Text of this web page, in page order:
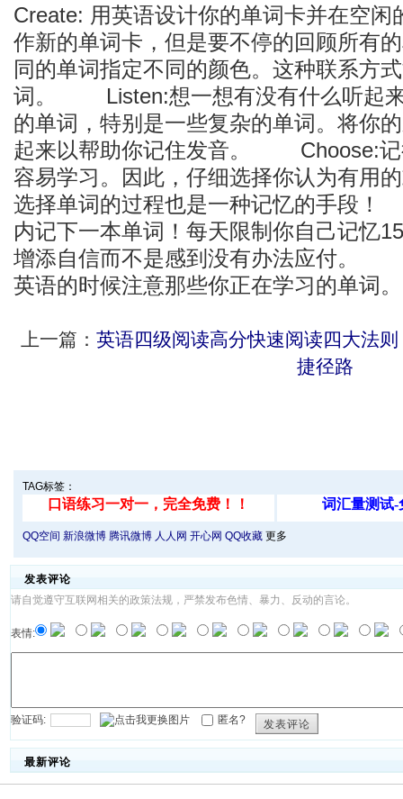
Create: 用英语设计你的单词卡并在空闲
作新的单词卡，但是要不停的回顾所
同的单词指定不同的颜色。这种联系方
词。 Listen:想一想有没有什么听起来
的单词，特别是一些复杂的单词。将你
起来以帮助你记住发音。 Choose:记
容易学习。因此，仔细选择你认为有用
选择单词的过程也是一种记忆的手段
内记下一本单词！每天限制你自己记忆
增添自信而不是感到没有办法应付。
英语的时候注意那些你正在学习的单词。
上一篇： 英语四级阅读高分快速阅读四大法则
捷径路
TAG标签：
QQ空间 新浪微博 腾讯微博 人人网 开心网 QQ收藏 更多
发表评论
请自觉遵守互联网相关的政策法规，严禁发布色情、暴力、反动的言论。
表情:
验证码: 匿名? 发表评论
最新评论